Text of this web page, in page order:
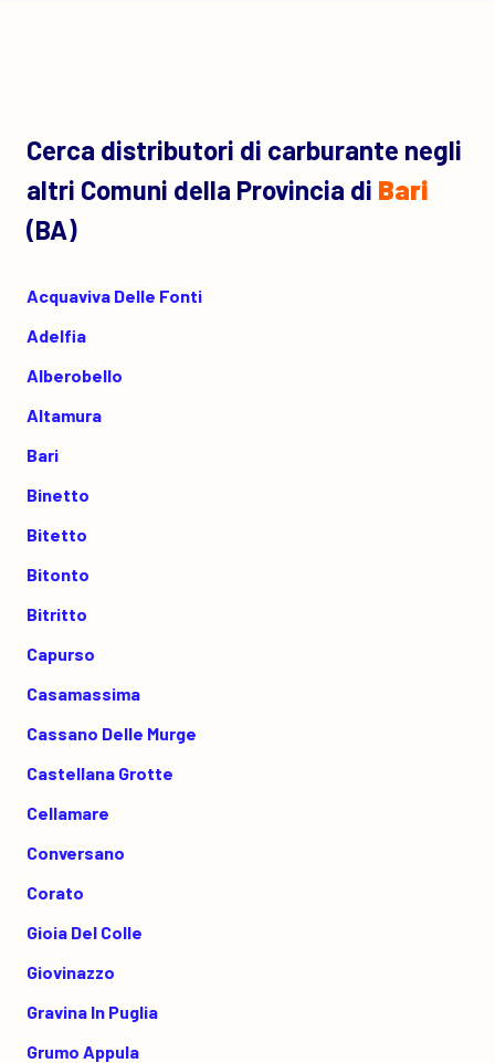
Cerca distributori di carburante negli
altri Comuni della Provincia di Bari
(BA)
Acquaviva Delle Fonti
Adelfia
Alberobello
Altamura
Bari
Binetto
Bitetto
Bitonto
Bitritto
Capurso
Casamassima
Cassano Delle Murge
Castellana Grotte
Cellamare
Conversano
Corato
Gioia Del Colle
Giovinazzo
Gravina In Puglia
Grumo Appula